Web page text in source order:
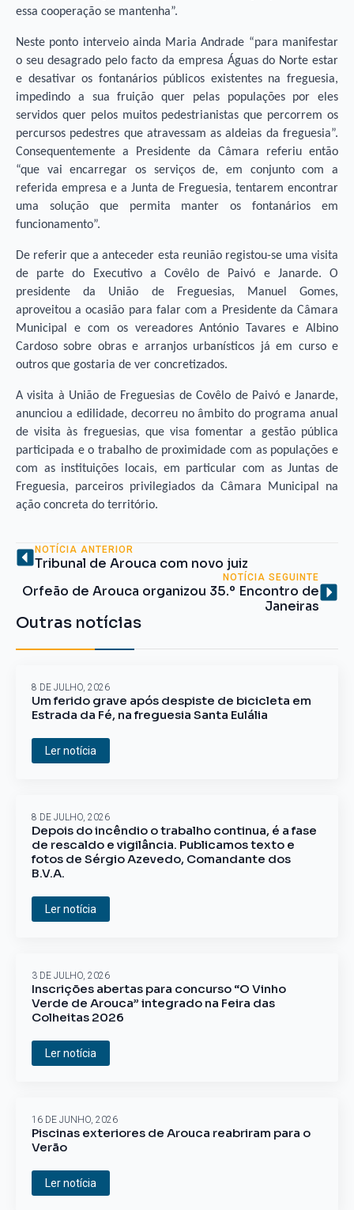
essa cooperação se mantenha”.
Neste ponto interveio ainda Maria Andrade “para manifestar
o seu desagrado pelo facto da empresa Águas do Norte estar
e desativar os fontanários públicos existentes na freguesia,
impedindo a sua fruição quer pelas populações por eles
servidos quer pelos muitos pedestrianistas que percorrem os
percursos pedestres que atravessam as aldeias da freguesia”.
Consequentemente a Presidente da Câmara referiu então
“que vai encarregar os serviços de, em conjunto com a
referida empresa e a Junta de Freguesia, tentarem encontrar
uma solução que permita manter os fontanários em
funcionamento”.
De referir que a anteceder esta reunião registou-se uma visita
de parte do Executivo a Covêlo de Paivó e Janarde. O
presidente da União de Freguesias, Manuel Gomes,
aproveitou a ocasião para falar com a Presidente da Câmara
Municipal e com os vereadores António Tavares e Albino
Cardoso sobre obras e arranjos urbanísticos já em curso e
outros que gostaria de ver concretizados.
A visita à União de Freguesias de Covêlo de Paivó e Janarde,
anunciou a edilidade, decorreu no âmbito do programa anual
de visita às freguesias, que visa fomentar a gestão pública
participada e o trabalho de proximidade com as populações e
com as instituições locais, em particular com as Juntas de
Freguesia, parceiros privilegiados da Câmara Municipal na
ação concreta do território.
NOTÍCIA ANTERIOR
Tribunal de Arouca com novo juiz
NOTÍCIA SEGUINTE
Orfeão de Arouca organizou 35.º Encontro de
Janeiras
Outras notícias
Um ferido grave após despiste de bicicleta em
Estrada da Fé, na freguesia Santa Eulália
8 DE JULHO, 2026
Ler notícia
Depois do incêndio o trabalho continua, é a fase
de rescaldo e vigilância. Publicamos texto e
fotos de Sérgio Azevedo, Comandante dos
B.V.A.
8 DE JULHO, 2026
Ler notícia
Inscrições abertas para concurso “O Vinho
Verde de Arouca” integrado na Feira das
Colheitas 2026
3 DE JULHO, 2026
Ler notícia
Piscinas exteriores de Arouca reabriram para o
Verão
16 DE JUNHO, 2026
Ler notícia